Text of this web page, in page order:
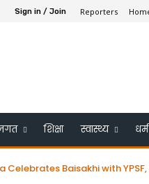
Sign in / Join Reporters
शिक्षा स्वास्थ्य
Baisakhi with YPSF,
फ्रांस के बोर्ड ऑफ ट्रस्टी में